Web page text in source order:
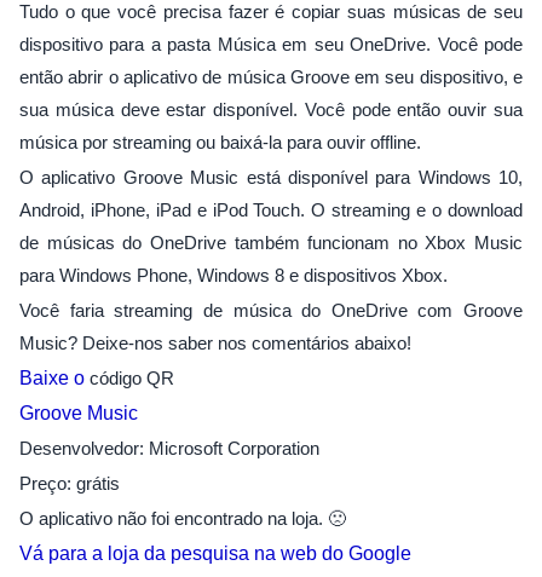
Tudo o que você precisa fazer é copiar suas músicas de seu
dispositivo para a pasta Música em seu OneDrive. Você pode
então abrir o aplicativo de música Groove em seu dispositivo, e
sua música deve estar disponível. Você pode então ouvir sua
música por streaming ou baixá-la para ouvir offline.
O aplicativo Groove Music está disponível para Windows 10,
Android, iPhone, iPad e iPod Touch. O streaming e o download
de músicas do OneDrive também funcionam no Xbox Music
para Windows Phone, Windows 8 e dispositivos Xbox.
Você faria streaming de música do OneDrive com Groove
Music? Deixe-nos saber nos comentários abaixo!
Baixe o código QR
Groove Music
Desenvolvedor: Microsoft Corporation
Preço: grátis
O aplicativo não foi encontrado na loja. 🙁
Vá para a loja da pesquisa na web do Google